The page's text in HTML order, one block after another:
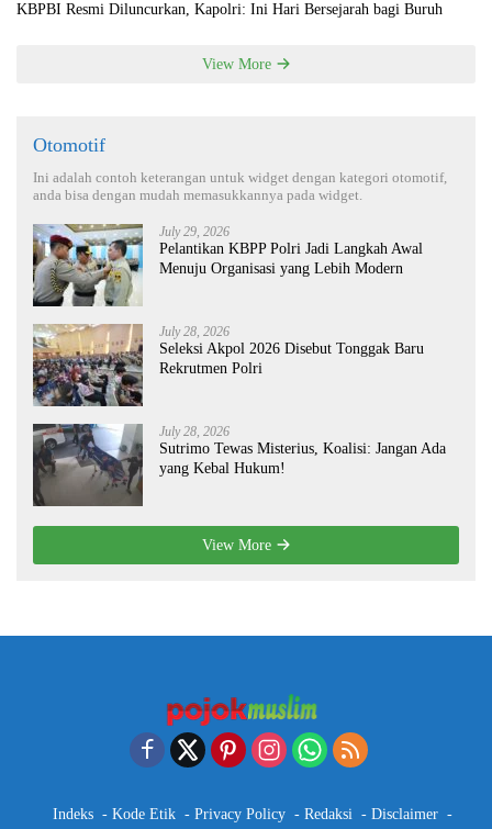
KBPBI Resmi Diluncurkan, Kapolri: Ini Hari Bersejarah bagi Buruh
View More
Otomotif
Ini adalah contoh keterangan untuk widget dengan kategori otomotif,
anda bisa dengan mudah memasukkannya pada widget.
July 29, 2026
Pelantikan KBPP Polri Jadi Langkah Awal
Menuju Organisasi yang Lebih Modern
July 28, 2026
Seleksi Akpol 2026 Disebut Tonggak Baru
Rekrutmen Polri
July 28, 2026
Sutrimo Tewas Misterius, Koalisi: Jangan Ada
yang Kebal Hukum!
View More
Indeks Kode Etik Privacy Policy Redaksi Disclaimer